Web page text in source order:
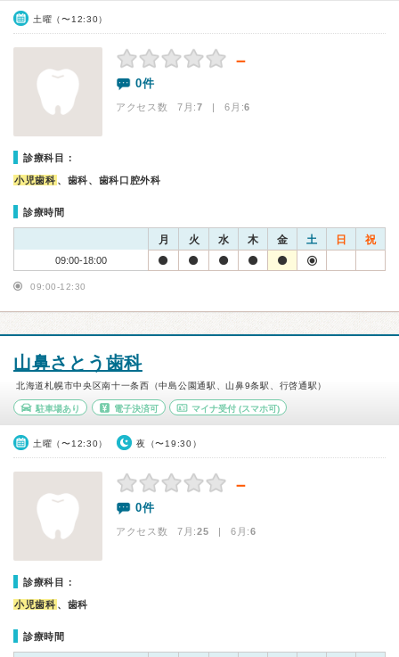
土曜（〜12:30）
－
0件
アクセス数 7月:7 | 6月:6
診療科目：
小児歯科 、歯科、歯科口腔外科
診療時間
月 火 水 木 金 土 日 祝
09:00-18:00
09:00-12:30
山鼻さとう歯科
北海道札幌市中央区南十一条西（中島公園通駅、山鼻9条駅、行啓通駅）
駐車場あり 電子決済可 マイナ受付 (スマホ可)
土曜（〜12:30） 夜（〜19:30）
－
0件
アクセス数 7月:25 | 6月:6
診療科目：
小児歯科 、歯科
診療時間